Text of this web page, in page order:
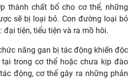
thành chất bổ cho cơ thể, những
sẽ bị loại bỏ. Con đường loại bỏ
tiện, tiểu tiện và ra mồ hôi.
năng gan bị tác động khiến độc
trong cơ thể hoặc chưa kịp đào
động, cơ thể gây ra những phản